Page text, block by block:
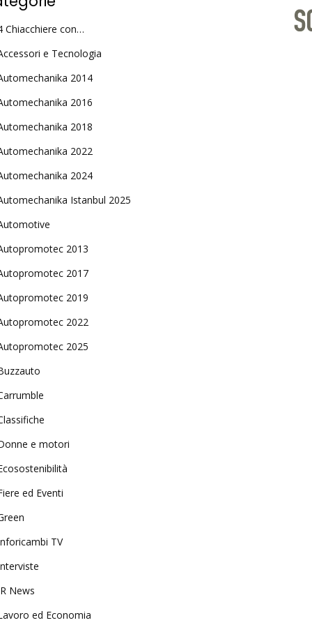
Chiacchiere con…
e Tecnologia
2014
2016
2018
2022
2024
Istanbul 2025
2013
2017
2019
2022
2025
e motori
ed Eventi
TV
News
ed Economia